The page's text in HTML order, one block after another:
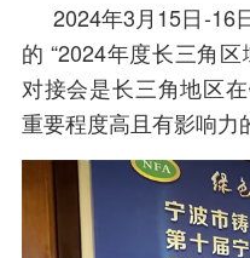
2024年3月15日-16
的 “2024年度长三角
对接会是长三角地区
重要程度高且有影响力